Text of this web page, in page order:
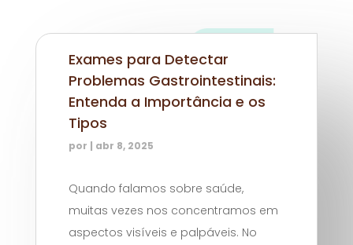
Exames para Detectar
Problemas Gastrointestinais:
Entenda a Importância e os
Tipos
por | abr 8, 2025
Quando falamos sobre saúde,
muitas vezes nos concentramos em
aspectos visíveis e palpáveis. No